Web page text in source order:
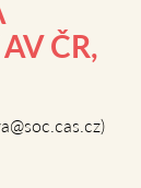
ČR,